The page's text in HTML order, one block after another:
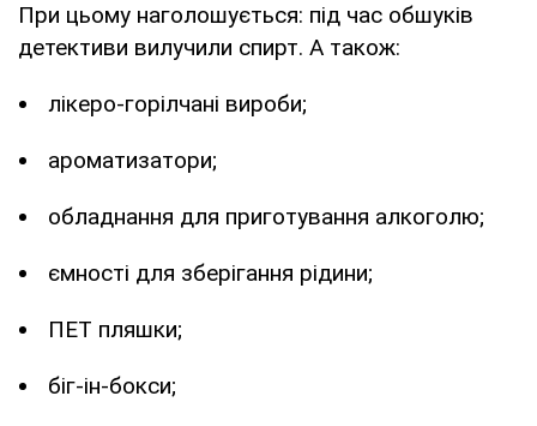
При цьому наголошується: під час обшуків
детективи вилучили спирт. А також:
лікеро-горілчані вироби;
ароматизатори;
обладнання для приготування алкоголю;
ємності для зберігання рідини;
ПЕТ пляшки;
біг-ін-бокси;